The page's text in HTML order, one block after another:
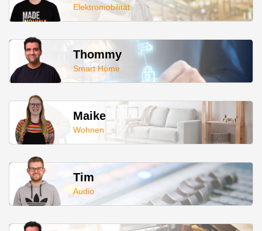
Elektromobilität
Thommy
Smart Home
Maike
Wohnen
Tim
Audio